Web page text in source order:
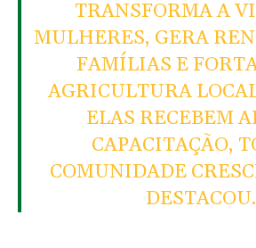
TRANSFORMA A
MULHERES, GERA
FAMÍLIAS E
AGRICULTURA
ELAS RECEBEM
CAPACITAÇÃO,
COMUNIDADE
DESTACOU.